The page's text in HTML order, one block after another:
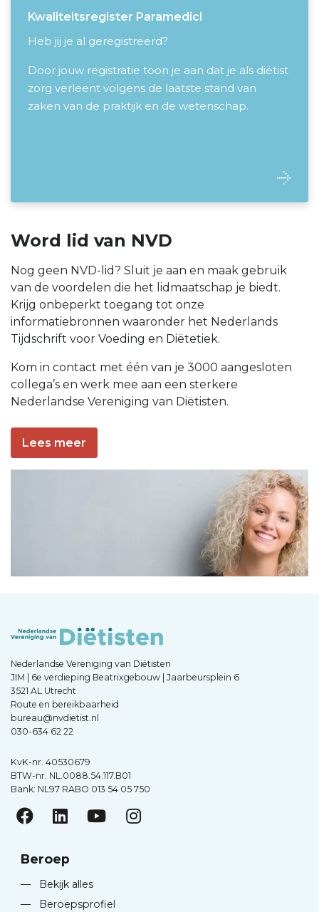
Kwaliteitsregister Paramedici
Heb jij je al geregistreerd?
Door jouw registratie toon je aan dat je als diëtist
zorg verleent volgens de laatste stand van
zaken van de praktijk en de wetenschap.
Word lid van NVD
Nog geen NVD-lid? Sluit je aan en maak gebruik
van de voordelen die het lidmaatschap je biedt.
Krijg onbeperkt toegang tot onze
informatiebronnen waaronder het Nederlands
Tijdschrift voor Voeding en Diëtetiek.
Kom in contact met één van je 3000 aangesloten
collega’s en werk mee aan een sterkere
Nederlandse Vereniging van Diëtisten.
Lees meer
Nederlandse Vereniging van Diëtisten
JIM | 6e verdieping Beatrixgebouw | Jaarbeursplein 6
3521 AL Utrecht
Route en bereikbaarheid
bureau@nvdietist.nl
030-634 62 22
KvK-nr. 40530679
BTW-nr. NL.0088.54.117.B01
Bank: NL97 RABO 013 54 05 750
Beroep
—
Bekijk alles
—
Beroepsprofiel